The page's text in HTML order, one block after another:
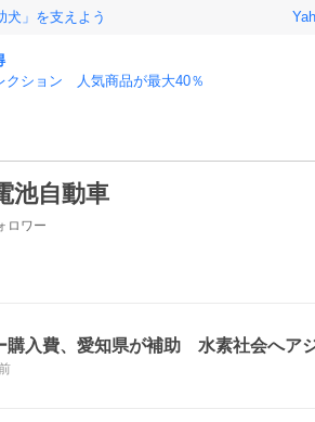
犬」を支えよう
クション 人気商品が最大40％
池自動車
ロワー
購入費、愛知県が補助 水素社会へア